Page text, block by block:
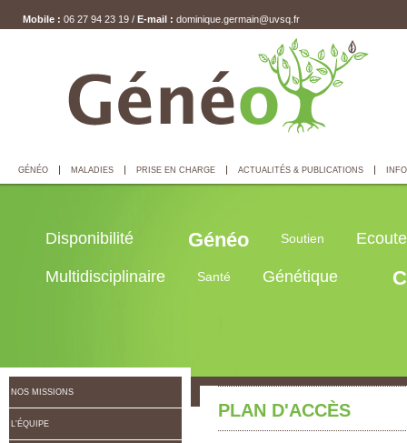
Mobile : 06 27 94 23 19 / E-mail : dominique.germain@uvsq.fr
GÉNÉO MALADIES PRISE EN CHARGE ACTUALITÉS & PUBLICATIONS
Disponibilité Généo Soutien Ecoute
Multidisciplinaire Santé Génétique
NOS MISSIONS
L'ÉQUIPE
PLAN D'ACCÈS